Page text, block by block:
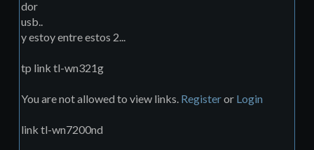
dor
usb..
y estoy entre estos 2...
tp link tl-wn321g
You are not allowed to view links. Registeror Login
link tl-wn7200nd